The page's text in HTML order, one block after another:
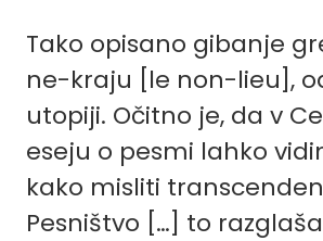
Tako opisano gibanje
ne-kraju [le non-lieu],
utopiji. Očitno je, da v
eseju o pesmi lahko
kako misliti
Pesništvo […] to